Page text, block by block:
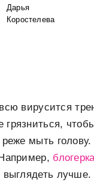
Дарья
Коростелева
вирусится
мыть
лучше.